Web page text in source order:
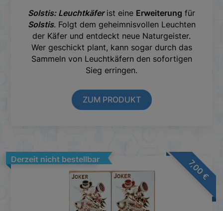
Solstis: Leuchtkäferist eine Erweiterung für
Solstis. Folgt dem geheimnisvollen Leuchten
der Käfer und entdeckt neue Naturgeister.
Wer geschickt plant, kann sogar durch das
Sammeln von Leuchtkäfern den sofortigen
Sieg erringen.
ZUM PRODUKT
7,00
€
Derzeit nicht bestellbar